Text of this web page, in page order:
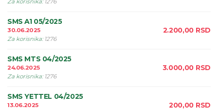
Za korisnika: 1276
SMS A1 05/2025
30.06.2025
Za korisnika: 1276
2.200,00 RSD
SMS MTS 04/2025
24.06.2025
Za korisnika: 1276
3.000,00 RSD
SMS YETTEL 04/2025
13.06.2025
200,00 RSD